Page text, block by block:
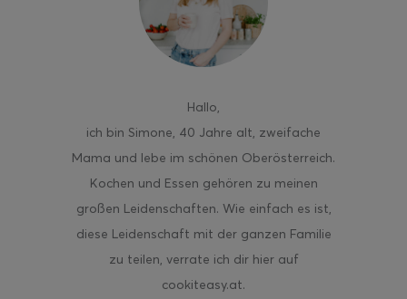
Hallo,
ich bin Simone, 40 Jahre alt, zweifache
Mama und lebe im schönen Oberösterreich.
Kochen und Essen gehören zu meinen
großen Leidenschaften. Wie einfach es ist,
diese Leidenschaft mit der ganzen Familie
zu teilen, verrate ich dir hier auf
cookiteasy.at.